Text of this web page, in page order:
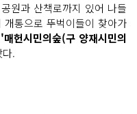
원과 산책로까지 있어 나들
통으로 뚜벅이들이 찾아가
'매헌시민의숲(구 양재시민의
.